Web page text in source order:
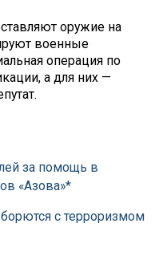
оружие на
военные
операция по
а для них —
за помощь в
«Азова»*
с терроризмом